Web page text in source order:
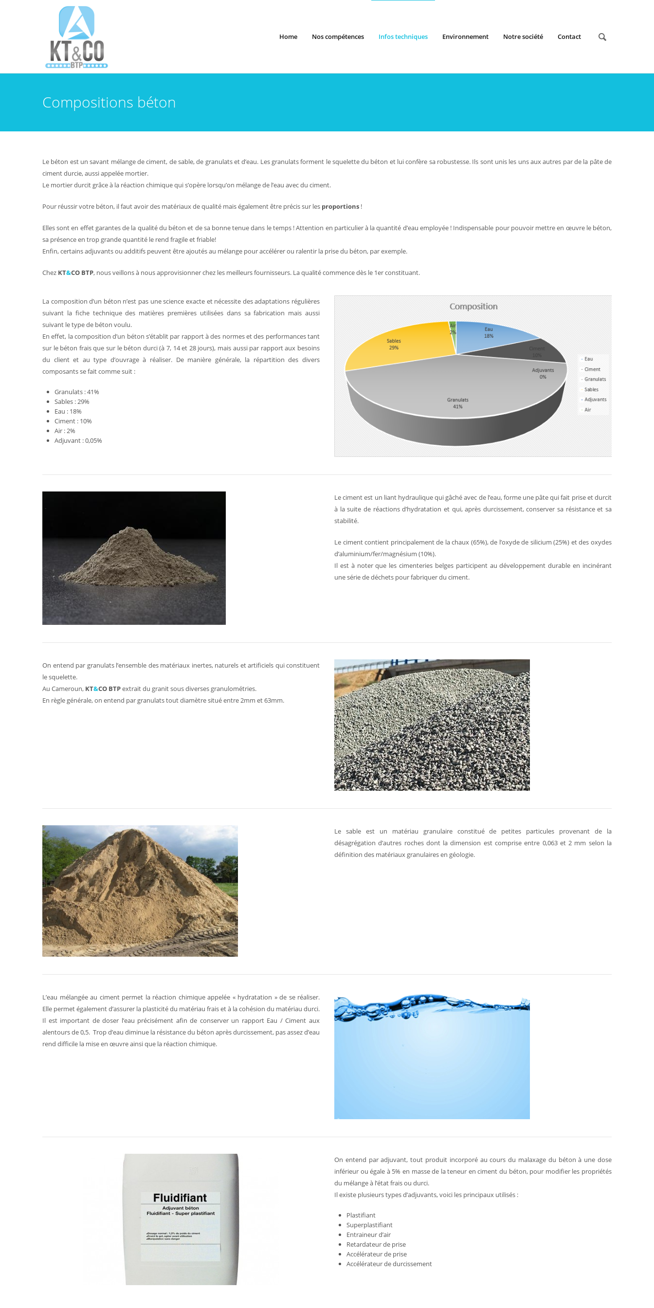
Home Nos compétences Infos techniques Environnement Notre société Contact
Compositions béton
Le béton est un savant mélange de ciment, de sable, de granulats et d’eau. Les granulats forment le squelette du béton et lui confère sa robustesse. Ils sont unis les uns aux autres par de la pâte de
ciment durcie, aussi appelée mortier.
Le mortier durcit grâce à la réaction chimique qui s’opère lorsqu’on mélange de l’eau avec du ciment.
Pour réussir votre béton, il faut avoir des matériaux de qualité mais également être précis sur les proportions !
Elles sont en effet garantes de la qualité du béton et de sa bonne tenue dans le temps ! Attention en particulier à la quantité d’eau employée ! Indispensable pour pouvoir mettre en œuvre le béton,
sa présence en trop grande quantité le rend fragile et friable!
Enfin, certains adjuvants ou additifs peuvent être ajoutés au mélange pour accélérer ou ralentir la prise du béton, par exemple.
Chez KT&CO BTP, nous veillons à nous approvisionner chez les meilleurs fournisseurs. La qualité commence dès le 1er constituant.
La composition d’un béton n’est pas une science exacte et nécessite des adaptations régulières
suivant la fiche technique des matières premières utilisées dans sa fabrication mais aussi
suivant le type de béton voulu.
En effet, la composition d’un béton s’établit par rapport à des normes et des performances tant
sur le béton frais que sur le béton durci (à 7, 14 et 28 jours), mais aussi par rapport aux besoins
du client et au type d’ouvrage à réaliser. De manière générale, la répartition des divers
composants se fait comme suit :
Granulats : 41%
Sables : 29%
Eau : 18%
Ciment : 10%
Air : 2%
Adjuvant : 0,05%
Le ciment est un liant hydraulique qui gâché avec de l’eau, forme une pâte qui fait prise et durcit
à la suite de réactions d’hydratation et qui, après durcissement, conserver sa résistance et sa
stabilité.
Le ciment contient principalement de la chaux (65%), de l’oxyde de silicium (25%) et des oxydes
d’aluminium/fer/magnésium (10%).
Il est à noter que les cimenteries belges participent au développement durable en incinérant
une série de déchets pour fabriquer du ciment.
On entend par granulats l’ensemble des matériaux inertes, naturels et artificiels qui constituent
le squelette.
Au Cameroun, KT&CO BTPextrait du granit sous diverses granulométries.
En règle générale, on entend par granulats tout diamètre situé entre 2mm et 63mm.
Le sable est un matériau granulaire constitué de petites particules provenant de la
désagrégation d’autres roches dont la dimension est comprise entre 0,063 et 2 mm selon la
définition des matériaux granulaires en géologie.
L’eau mélangée au ciment permet la réaction chimique appelée « hydratation » de se réaliser.
Elle permet également d’assurer la plasticité du matériau frais et à la cohésion du matériau durci.
Il est important de doser l’eau précisément afin de conserver un rapport Eau / Ciment aux
alentours de 0,5. Trop d’eau diminue la résistance du béton après durcissement, pas assez d’eau
rend difficile la mise en œuvre ainsi que la réaction chimique.
On entend par adjuvant, tout produit incorporé au cours du malaxage du béton à une dose
inférieur ou égale à 5% en masse de la teneur en ciment du béton, pour modifier les propriétés
du mélange à l’état frais ou durci.
Il existe plusieurs types d’adjuvants, voici les principaux utilisés :
Plastifiant
Superplastifiant
Entraineur d’air
Retardateur de prise
Accélérateur de prise
Accélérateur de durcissement